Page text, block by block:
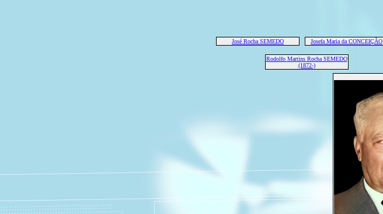
José Rocha SEMEDO Josefa Maria da CONCEIÇÃO
Rodolfo Martins Rocha SEMEDO
(1872-)